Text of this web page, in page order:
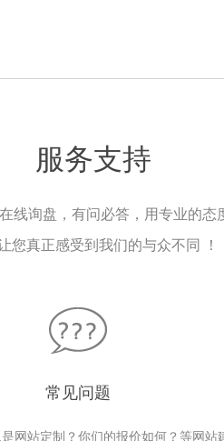
服务支持
线询盘，有问必答，用专业的态
您真正感受到我们的与众不同 ！
常见问题
网站定制？你们的报价如何？等网站